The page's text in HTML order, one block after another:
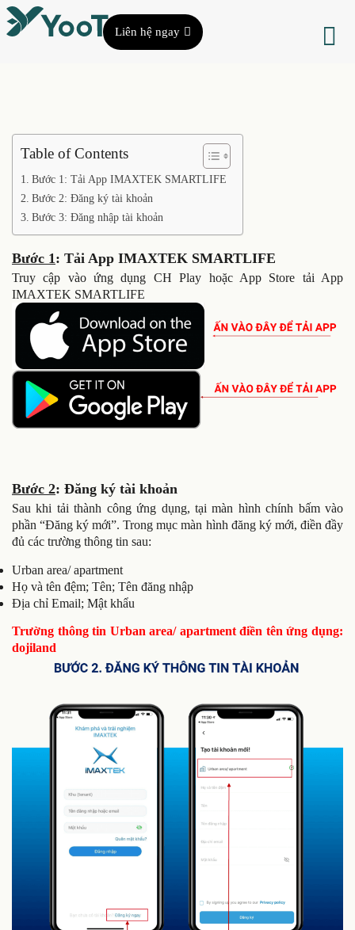
Liên hệ ngay
Table of Contents
Bước 1: Tải App IMAXTEK SMARTLIFE
Bước 2: Đăng ký tài khoản
Bước 3: Đăng nhập tài khoản
Bước 1: Tải App IMAXTEK SMARTLIFE
Truy cập vào ứng dụng CH Play hoặc App Store tải App
IMAXTEK SMARTLIFE
Bước 2: Đăng ký tài khoản
Sau khi tải thành công ứng dụng, tại màn hình chính bấm vào
phần “Đăng ký mới”. Trong mục màn hình đăng ký mới, điền đầy
đủ các trường thông tin sau:
Urban area/ apartment
Họ và tên đệm; Tên; Tên đăng nhập
Địa chỉ Email; Mật khẩu
Trường thông tin Urban area/ apartment điền tên ứng dụng:
dojiland